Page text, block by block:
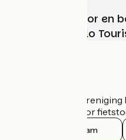
Kies, bereid voor en
met France Vélo
De nationale
officiële gids voor
Instagram